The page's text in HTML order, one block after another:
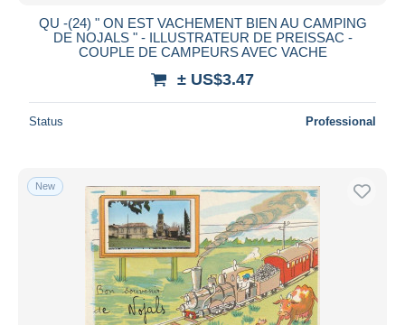
QU -(24) " ON EST VACHEMENT BIEN AU CAMPING
DE NOJALS " - ILLUSTRATEUR DE PREISSAC -
COUPLE DE CAMPEURS AVEC VACHE
± US$3.47
Status Professional
New